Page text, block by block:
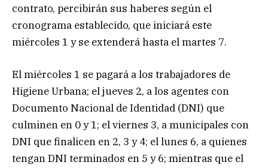
contrato, percibirán sus haberes según el
cronograma establecido, que iniciará este
miércoles 1 y se extenderá hasta el martes 7.
El miércoles 1 se pagará a los trabajadores de
Higiene Urbana; el jueves 2, a los agentes con
Documento Nacional de Identidad (DNI) que
culminen en 0 y 1; el viernes 3, a municipales con
DNI que finalicen en 2, 3 y 4; el lunes 6, a quienes
tengan DNI terminados en 5 y 6; mientras que el